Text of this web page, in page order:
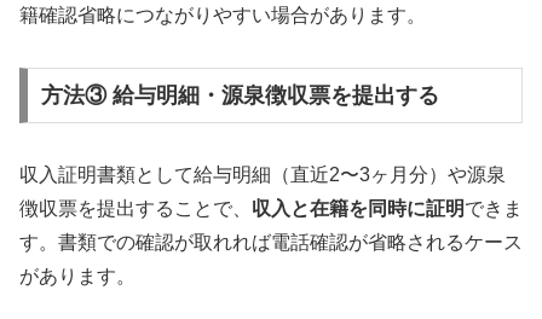
籍確認省略につながりやすい場合があります。
方法③ 給与明細・源泉徴収票を提出する
収入証明書類として給与明細（直近2〜3ヶ月分）や源泉
徴収票を提出することで、 収入と在籍を同時に証明できま
す。書類での確認が取れれば電話確認が省略されるケース
があります。